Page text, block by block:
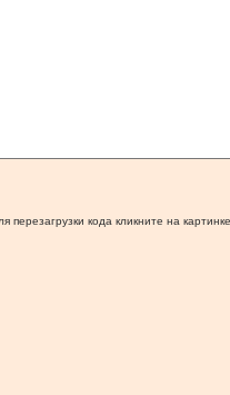
кода кликните на картинке.